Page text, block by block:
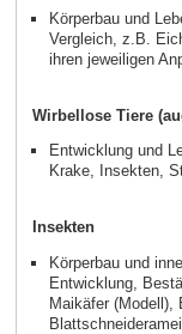
Körperbau und
Vergleich, z.B.
ihren jeweiligen
Wirbellose Tiere
Entwicklung und
Krake, Insekten,
Insekten
Körperbau und
Entwicklung,
Maikäfer (Modell),